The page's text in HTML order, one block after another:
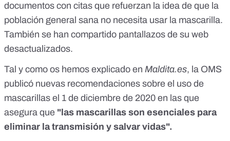
documentos con citas que refuerzan la idea de que la
población general sana no necesita usar la mascarilla.
También se han compartido pantallazos de su web
desactualizados.
Tal y como os hemos explicado en Maldita.es, la OMS
publicó nuevas recomendaciones sobre el uso de
mascarillas el 1 de diciembre de 2020 en las que
asegura que "las mascarillas son esenciales para
eliminar la transmisión y salvar vidas".